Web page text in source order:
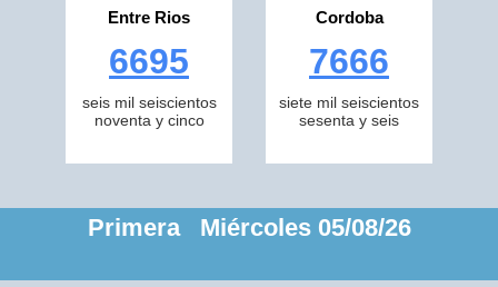
Entre Rios
6695
seis mil seiscientos
noventa y cinco
Cordoba
7666
siete mil seiscientos
sesenta y seis
Primera Miércoles 05/08/26